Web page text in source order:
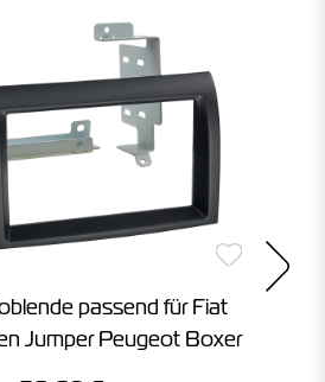
passend für Fiat
Jumper Peugeot Boxer